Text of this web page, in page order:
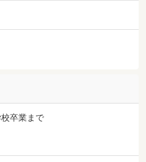
卒業まで